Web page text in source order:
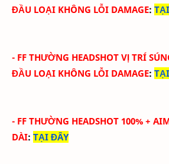
ĐẦU LOẠI KHÔNG LỖI DAMAGE:
- FF THƯỜNG HEADSHOT VỊ TRÍ
ĐẦU LOẠI KHÔNG LỖI DAMAGE:
- FF THƯỜNG HEADSHOT 100% +
DÀI: TẠI ĐÂY